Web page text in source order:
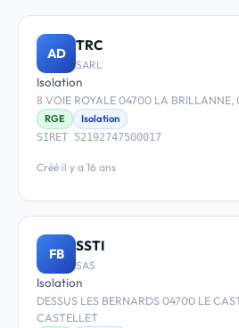
AD TRC
SARL
Isolation
8 VOIE ROYALE 04700 LA
RGE
Isolation
SIRET 52192747500017
Créé il y a 16 ans
FB SSTI
SAS
Isolation
DESSUS LES BERNARDS 04700 LE
CASTELLET